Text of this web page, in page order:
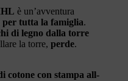
è un’avventura
tutta la famiglia.
di legno dalla torre
la torre, perde.
cotone con stampa all-